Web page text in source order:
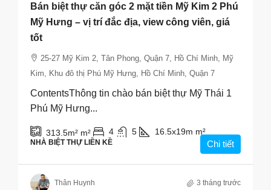
Bán biệt thự căn góc 2 mặt tiền Mỹ Kim 2 Phú
Mỹ Hưng – vị trí đắc địa, view công viên, giá
tốt
25-27 Mỹ Kim 2, Tân Phong, Quận 7, Hồ Chí Minh, Mỹ
Kim, Khu đô thị Phú Mỹ Hưng, Hồ Chí Minh, Quận 7
ContentsThông tin chào bán biệt thự Mỹ Thái 1
Phú Mỹ Hưng...
313.5m² m² 4 5 16.5x19m m²
NHÀ BIỆT THỰ LIỀN KỀ Chi tiết
Thân Huynh 3 tháng trước